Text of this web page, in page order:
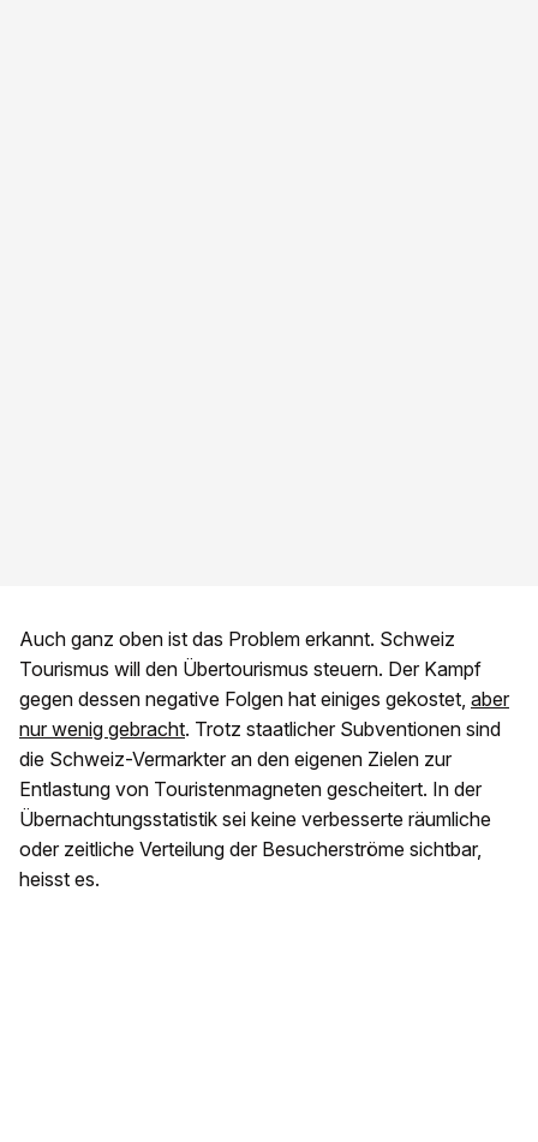
Auch ganz oben ist das Problem erkannt. Schweiz
Tourismus will den Übertourismus steuern. Der Kampf
gegen dessen negative Folgen hat einiges gekostet, aber
nur wenig gebracht. Trotz staatlicher Subventionen sind
die Schweiz-Vermarkter an den eigenen Zielen zur
Entlastung von Touristenmagneten gescheitert. In der
Übernachtungsstatistik sei keine verbesserte räumliche
oder zeitliche Verteilung der Besucherströme sichtbar,
heisst es.